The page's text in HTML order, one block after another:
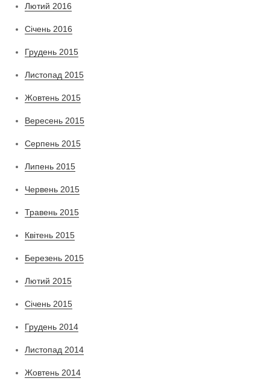
Лютий 2016
Січень 2016
Грудень 2015
Листопад 2015
Жовтень 2015
Вересень 2015
Серпень 2015
Липень 2015
Червень 2015
Травень 2015
Квітень 2015
Березень 2015
Лютий 2015
Січень 2015
Грудень 2014
Листопад 2014
Жовтень 2014